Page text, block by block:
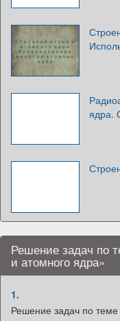
ядра.
Решение задач по
и атомного ядра»
1.
Решение задач по теме